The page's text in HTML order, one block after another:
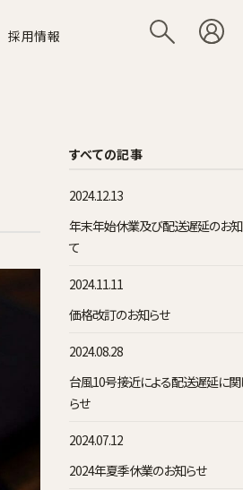
採用情報
すべての記事
2024.12.13
年末年始休業及び配送遅延のお知
て
2024.11.11
価格改訂のお知らせ
2024.08.28
台風10号接近による配送遅延に関
らせ
2024.07.12
2024年夏季休業のお知らせ